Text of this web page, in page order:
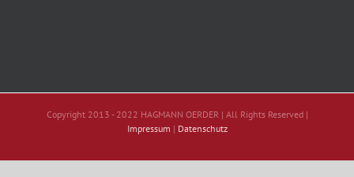
Copyright 2013 - 2022 HAGMANN OERDER | All Rights Reserved |
Impressum | Datenschutz